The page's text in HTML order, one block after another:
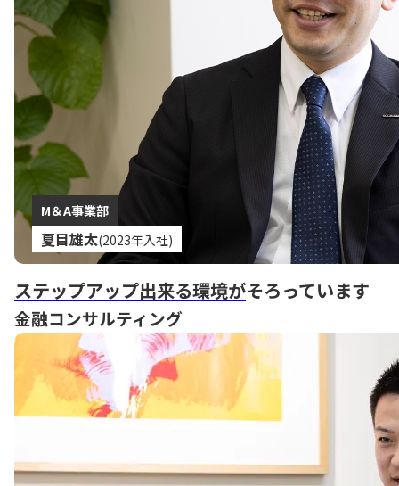
M＆A事業部
夏目雄太(2023年入社)
ステップアップ出来る環境がそろっています
金融コンサルティング